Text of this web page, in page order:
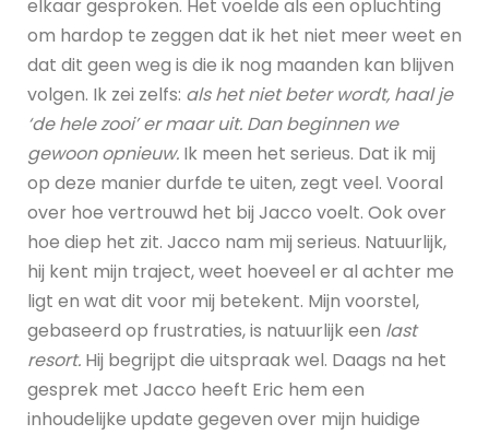
elkaar gesproken. Het voelde als een opluchting
om hardop te zeggen dat ik het niet meer weet en
dat dit geen weg is die ik nog maanden kan blijven
volgen. Ik zei zelfs: als het niet beter wordt, haal je
‘de hele zooi’ er maar uit. Dan beginnen we
gewoon opnieuw. Ik meen het serieus. Dat ik mij
op deze manier durfde te uiten, zegt veel. Vooral
over hoe vertrouwd het bij Jacco voelt. Ook over
hoe diep het zit. Jacco nam mij serieus. Natuurlijk,
hij kent mijn traject, weet hoeveel er al achter me
ligt en wat dit voor mij betekent. Mijn voorstel,
gebaseerd op frustraties, is natuurlijk een last
resort. Hij begrijpt die uitspraak wel. Daags na het
gesprek met Jacco heeft Eric hem een
inhoudelijke update gegeven over mijn huidige